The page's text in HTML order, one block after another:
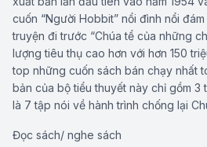
cuốn “Người Hobbit” nổi đình nổi
truyện đi trước “Chúa tể của những
lượng tiêu thụ cao hơn với hơn 150
top những cuốn sách bán chạy nhất
bản của bộ tiểu thuyết này chỉ gồm 3
là 7 tập nói về hành trình chống lại
Đọc sách/ nghe sách